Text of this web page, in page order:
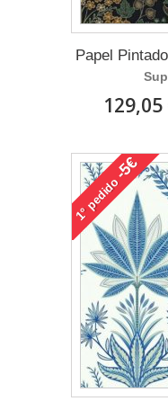
Papel
129,05
1°
pedido
-5€